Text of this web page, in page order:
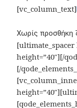
[vc_column_text]
Χωρίς προσθήκη
[ultimate_spacer
height=”40″][/
[/